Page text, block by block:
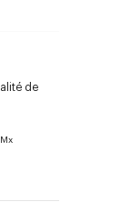
de
Mx